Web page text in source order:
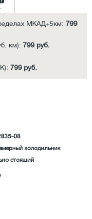
МКАД+5км: 799
км): 799 руб.
799 руб.
08
холодильник
стоящий